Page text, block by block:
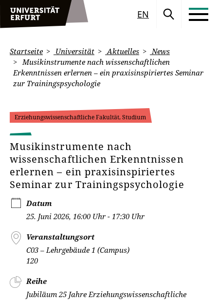
EN
Startseite Universität Aktuelles
News
Musikinstrumente nach wissenschaftlichen
Erkenntnissen erlernen – ein praxisinspiriertes Seminar
zur Trainingspsychologie
Erziehungswissenschaftliche Fakultät, Studium
Musikinstrumente nach
wissenschaftlichen Erkenntnissen
erlernen – ein praxisinspiriertes
Seminar zur Trainingspsychologie
Datum
25. Juni 2026, 16:00 Uhr - 17:30 Uhr
Veranstaltungsort
C03 – Lehrgebäude 1 (Campus)
120
Reihe
Jubiläum 25 Jahre Erziehungswissenschaftliche